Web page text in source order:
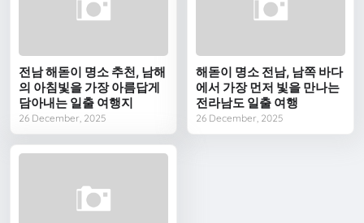
전남 해돋이 명소 추천, 남해
의 아침빛을 가장 아름답게
담아내는 일출 여행지
26 December, 2025
해돋이 명소 전남, 남쪽 바다
에서 가장 먼저 빛을 만나는
전라남도 일출 여행
26 December, 2025